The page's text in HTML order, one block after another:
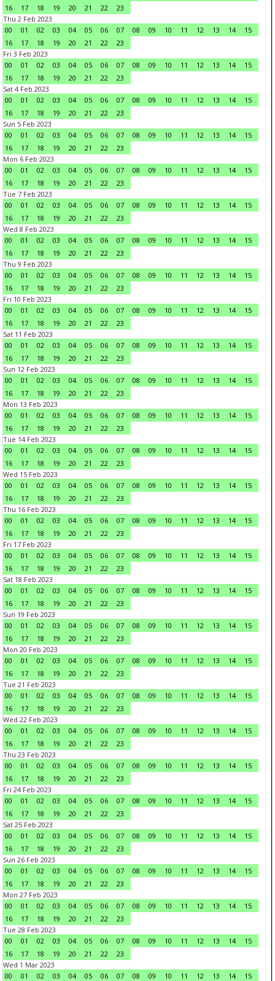
16
17 18 19 20 21 22
23
Thu 2 Feb 2023
00
01 02 03 04 05 06 07 08 09 10 11 12 13 14
15
16
17 18 19 20 21 22
23
Fri 3 Feb 2023
00
01 02 03 04 05 06 07 08 09 10 11 12 13 14
15
16
17 18 19 20 21 22
23
Sat 4 Feb 2023
00
01 02 03 04 05 06 07 08 09 10 11 12 13 14
15
16
17 18 19 20 21 22
23
Sun 5 Feb 2023
00
01 02 03 04 05 06 07 08 09 10 11 12 13 14
15
16
17 18 19 20 21 22
23
Mon 6 Feb 2023
00
01 02 03 04 05 06 07 08 09 10 11 12 13 14
15
16
17 18 19 20 21 22
23
Tue 7 Feb 2023
00
01 02 03 04 05 06 07 08 09 10 11 12 13 14
15
16
17 18 19 20 21 22
23
Wed 8 Feb 2023
00
01 02 03 04 05 06 07 08 09 10 11 12 13 14
15
16
17 18 19 20 21 22
23
Thu 9 Feb 2023
00
01 02 03 04 05 06 07 08 09 10 11 12 13 14
15
16
17 18 19 20 21 22
23
Fri 10 Feb 2023
00
01 02 03 04 05 06 07 08 09 10 11 12 13 14
15
16
17 18 19 20 21 22
23
Sat 11 Feb 2023
00
01 02 03 04 05 06 07 08 09 10 11 12 13 14
15
16
17 18 19 20 21 22
23
Sun 12 Feb 2023
00
01 02 03 04 05 06 07 08 09 10 11 12 13 14
15
16
17 18 19 20 21 22
23
Mon 13 Feb 2023
00
01 02 03 04 05 06 07 08 09 10 11 12 13 14
15
16
17 18 19 20 21 22
23
Tue 14 Feb 2023
00
01 02 03 04 05 06 07 08 09 10 11 12 13 14
15
16
17 18 19 20 21 22
23
Wed 15 Feb 2023
00
01 02 03 04 05 06 07 08 09 10 11 12 13 14
15
16
17 18 19 20 21 22
23
Thu 16 Feb 2023
00
01 02 03 04 05 06 07 08 09 10 11 12 13 14
15
16
17 18 19 20 21 22
23
Fri 17 Feb 2023
00
01 02 03 04 05 06 07 08 09 10 11 12 13 14
15
16
17 18 19 20 21 22
23
Sat 18 Feb 2023
00
01 02 03 04 05 06 07 08 09 10 11 12 13 14
15
16
17 18 19 20 21 22
23
Sun 19 Feb 2023
00
01 02 03 04 05 06 07 08 09 10 11 12 13 14
15
16
17 18 19 20 21 22
23
Mon 20 Feb 2023
00
01 02 03 04 05 06 07 08 09 10 11 12 13 14
15
16
17 18 19 20 21 22
23
Tue 21 Feb 2023
00
01 02 03 04 05 06 07 08 09 10 11 12 13 14
15
16
17 18 19 20 21 22
23
Wed 22 Feb 2023
00
01 02 03 04 05 06 07 08 09 10 11 12 13 14
15
16
17 18 19 20 21 22
23
Thu 23 Feb 2023
00
01 02 03 04 05 06 07 08 09 10 11 12 13 14
15
16
17 18 19 20 21 22
23
Fri 24 Feb 2023
00
01 02 03 04 05 06 07 08 09 10 11 12 13 14
15
16
17 18 19 20 21 22
23
Sat 25 Feb 2023
00
01 02 03 04 05 06 07 08 09 10 11 12 13 14
15
16
17 18 19 20 21 22
23
Sun 26 Feb 2023
00
01 02 03 04 05 06 07 08 09 10 11 12 13 14
15
16
17 18 19 20 21 22
23
Mon 27 Feb 2023
00
01 02 03 04 05 06 07 08 09 10 11 12 13 14
15
16
17 18 19 20 21 22
23
Tue 28 Feb 2023
00
01 02 03 04 05 06 07 08 09 10 11 12 13 14
15
16
17 18 19 20 21 22
23
Wed 1 Mar 2023
00
01 02 03 04 05 06 07 08 09 10 11 12 13 14
15